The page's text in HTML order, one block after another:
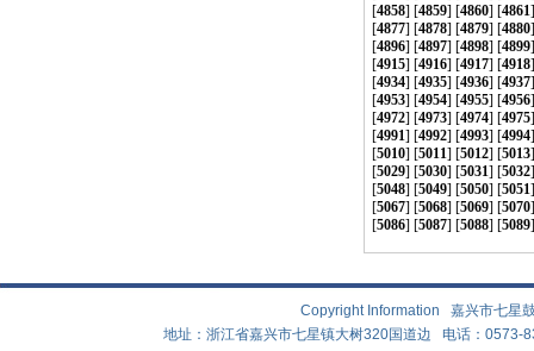
[4858] [4859] [4860] [4861
[4877] [4878] [4879] [4880
[4896] [4897] [4898] [4899
[4915] [4916] [4917] [4918
[4934] [4935] [4936] [4937
[4953] [4954] [4955] [4956
[4972] [4973] [4974] [4975
[4991] [4992] [4993] [4994
[5010] [5011] [5012] [5013
[5029] [5030] [5031] [5032
[5048] [5049] [5050] [5051
[5067] [5068] [5069] [5070
[5086] [5087] [5088] [5089
Copyright Information 嘉兴市七
地址：浙江省嘉兴市七星镇大树320国道边 电话：